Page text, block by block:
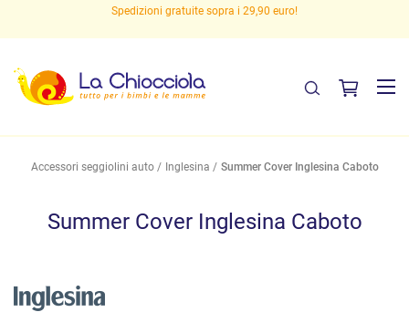
Spedizioni gratuite sopra i 29,90 euro!
Accessori seggiolini auto Inglesina Summer Cover Inglesina Caboto
Summer Cover Inglesina Caboto